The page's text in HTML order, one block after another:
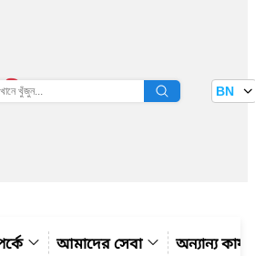
তথ্য বাতায়ন BN
আমাদের সেবা অন্যান্য